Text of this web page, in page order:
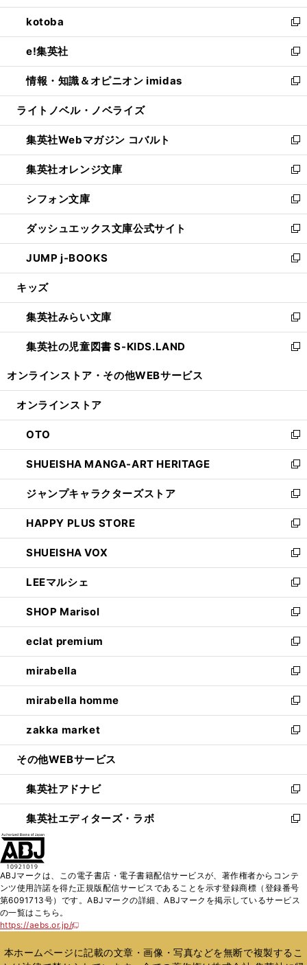
開
く
ウ
で
開
く
ン
ド
ウ
で
開
く
ウ
ィ
ン
ド
ウ
で
開
し
い
ウ
ィ
ン
ド
ウ
開
く
kotoba
新
し
い
ウ
ィ
ン
ウ
で
開
く
e!集英社
新
し
い
ウ
ン
ド
ウ
で
開
く
情報・知識＆オピニオン imidas
新
し
ウ
ィ
ン
ド
ウ
で
開
く
ライトノベル・ノベライズ
集英社Webマガジン コバルト
新
し
い
ウ
ィ
ン
ド
ウ
で
開
集英社オレンジ文庫
新
し
い
ウ
ィ
ン
ド
ウ
開
く
シフォン文庫
新
し
い
ウ
ィ
ン
ウ
で
開
く
ダッシュエックス文庫公式サイト
新
し
い
ウ
ン
ド
ウ
で
JUMP j-BOOKS
新
し
ウ
ィ
ン
ド
開
キッズ
集英社みらい文庫
新
し
い
ン
ウ
で
開
く
集英社の児童図書 S-KIDS.LAND
新
ウ
ン
ド
ウ
で
開
く
オンラインストア・ その他WEBサービス
オンラインストア
OTO
新
し
い
ウ
ィ
ン
ド
ウ
で
開
く
SHUEISHA MANGA-ART HERITAGE
新
し
い
ウ
ィ
ン
ド
ウ
で
開
く
ジャンプキャラクターズストア
新
し
い
ウ
ィ
ン
ド
ウ
で
開
く
HAPPY PLUS STORE
新
し
い
ウ
ィ
ン
ド
ウ
で
開
く
SHUEISHA VOX
新
し
い
ウ
ィ
ン
ド
ウ
で
開
く
LEEマルシェ
新
し
い
ウ
ィ
ン
ド
ウ
で
開
く
SHOP Marisol
新
し
い
ウ
ィ
ン
ド
ウ
で
開
eclat premium
新
し
い
ウ
ィ
ン
ド
ウ
開
く
mirabella
新
し
い
ウ
ィ
ン
ウ
で
開
く
mirabella homme
新
し
い
ウ
ン
ド
ウ
で
zakka market
新
し
ウ
ィ
ン
ド
く
その他WEBサービス
集英社アドナビ
新
し
い
ド
ウ
で
集英社エディターズ・ラボ
新
ィ
ン
ド
開
ABJマークは、この電子書店・電子書籍配信サービスが、著作権者からコンテ
ンツ使用許諾を得た正規版配信サービスであることを示す登録商標（登録番号
第6091713号）です。ABJマークの詳細、ABJマークを掲示しているサービス
の一覧はこちら。
https://aebs.or.jp/
新
い
ウ
本ホームページに記載の文章・画像・写真などを無断で複製するこ